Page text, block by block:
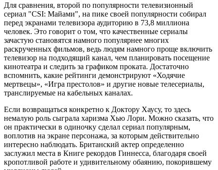
Для сравнения, второй по популярности телевизионный
сериал "CSI: Майами", на пике своей популярности собирал
перед экранами телевизора аудиторию в 73,8 миллиона
человек. Это говорит о том, что качественные сериалы
зачастую становятся намного популярнее многих
раскрученных фильмов, ведь людям намного проще включить
телевизор на подходящий канал, чем планировать посещение
кинотеатра и следить за графиком проката. Достаточно
вспомнить, какие рейтинги демонстрируют «Ходячие
мертвецы», «Игра престолов» и другие новые телесериалы,
транслируемые на кабельных каналах.
Если возвращаться конкретно к Доктору Хаусу, то здесь
немалую роль сыграла харизма Хью Лори. Можно сказать, что
он практически в одиночку сделал сериал популярным,
воплотив на экране персонажа, за которым действительно
интересно наблюдать. Британский актер определенно
заслужил места в Книге рекордов Гиннесса, благодаря своей
кропотливой работе и удивительному обаянию, покорившему